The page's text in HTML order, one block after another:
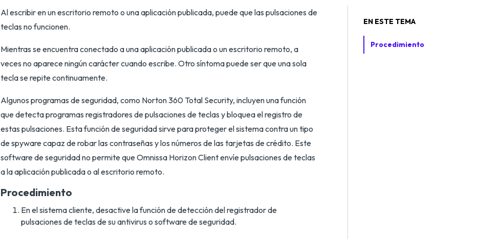
Al escribir en un escritorio remoto o una aplicación publicada, puede que las pulsaciones de
teclas no funcionen.
Mientras se encuentra conectado a una aplicación publicada o un escritorio remoto, a
veces no aparece ningún carácter cuando escribe. Otro síntoma puede ser que una sola
tecla se repite continuamente.
Algunos programas de seguridad, como Norton 360 Total Security, incluyen una función
que detecta programas registradores de pulsaciones de teclas y bloquea el registro de
estas pulsaciones. Esta función de seguridad sirve para proteger el sistema contra un tipo
de spyware capaz de robar las contraseñas y los números de las tarjetas de crédito. Este
software de seguridad no permite que Omnissa Horizon Client envíe pulsaciones de teclas
a la aplicación publicada o al escritorio remoto.
Procedimiento
En el sistema cliente, desactive la función de detección del registrador de
pulsaciones de teclas de su antivirus o software de seguridad.
EN ESTE TEMA
Procedimiento